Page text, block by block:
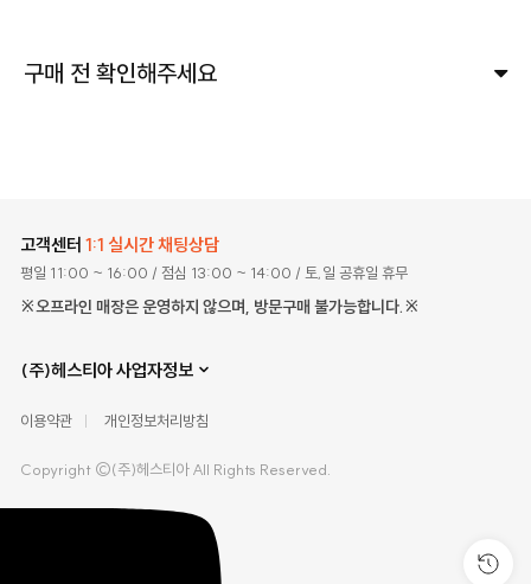
구매 전 확인해주세요
고객센터 1:1 실시간 채팅상담
평일 11:00 ~ 16:00 / 점심 13:00 ~ 14:00 / 토,일 공휴일 휴무
※오프라인 매장은 운영하지 않으며, 방문구매 불가능합니다.※
(주)헤스티아 사업자정보
이용약관 개인정보처리방침
Copyright ©(주)헤스티아 All Rights Reserved.